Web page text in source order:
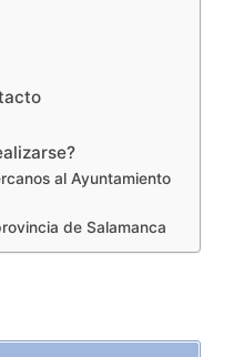
al Ayuntamiento
de Salamanca